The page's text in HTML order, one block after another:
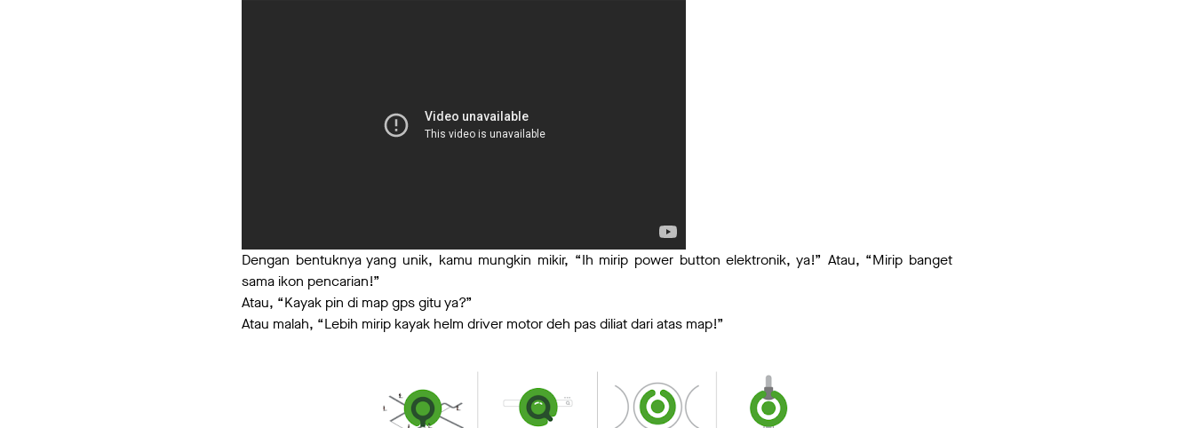
Dengan bentuknya yang unik, kamu mungkin mikir, “Ih mirip power button elektronik, ya!” Atau, “Mirip banget
sama ikon pencarian!”
Atau, “Kayak pin di map gps gitu ya?”
Atau malah, “Lebih mirip kayak helm driver motor deh pas diliat dari atas map!”